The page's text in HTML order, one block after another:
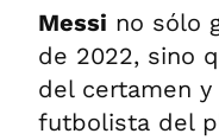
Messi no sólo
de 2022, sino
del certamen y
futbolista del